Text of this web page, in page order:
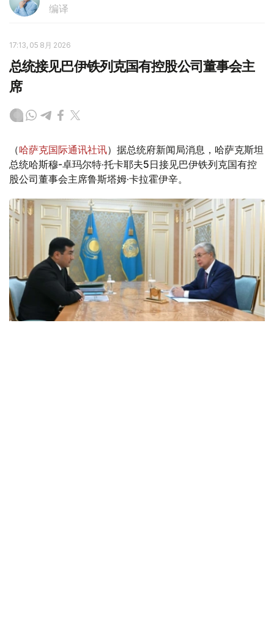
编译
17:13, 05 8月 2026
总统接见巴伊铁列克国有控股公司董事会主
席
（哈萨克国际通讯社讯）据总统府新闻局消息，哈萨克斯坦
总统哈斯穆-卓玛尔特·托卡耶夫5日接见巴伊铁列克国有控
股公司董事会主席鲁斯塔姆·卡拉霍伊辛。